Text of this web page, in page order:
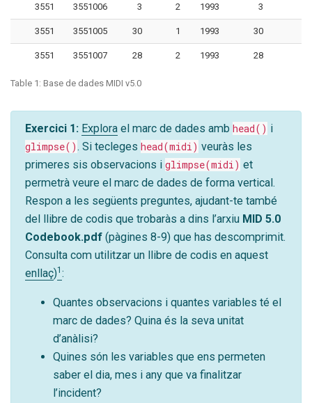
Table 1: Base de dades MIDI v5.0
3551 3551006 3 2 1993 3
3551 3551005 30 1 1993 30
3551 3551007 28 2 1993 28
Exercici 1: Explora el marc de dades ambhead() i
glimpse() . Si teclegeshead(midi) veuràs les
primeres sis observacions iglimpse(midi) et
permetrà veure el marc de dades de forma vertical.
Respon a les següents preguntes, ajudant-te també
del llibre de codis que trobaràs a dins l’arxiu MID 5.0
Codebook.pdf (pàgines 8-9) que has descomprimit.
Consulta com utilitzar un llibre de codis en aquest
enllaç)1:
Quantes observacions i quantes variables té el
marc de dades? Quina és la seva unitat
d’anàlisi?
Quines són les variables que ens permeten
saber el dia, mes i any que va finalitzar
l’incident?